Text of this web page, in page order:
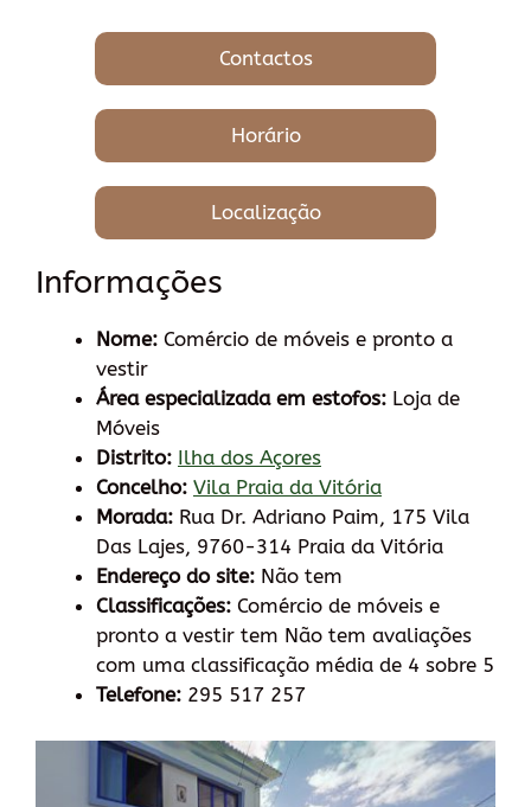
Contactos
Horário
Localização
Informações
Nome: Comércio de móveis e pronto a
vestir
Área especializada em estofos: Loja de
Móveis
Distrito: Ilha dos Açores
Concelho: Vila Praia da Vitória
Morada: Rua Dr. Adriano Paim, 175 Vila
Das Lajes, 9760-314 Praia da Vitória
Endereço do site: Não tem
Classificações: Comércio de móveis e
pronto a vestir tem Não tem avaliações
com uma classificação média de 4 sobre 5
Telefone: 295 517 257